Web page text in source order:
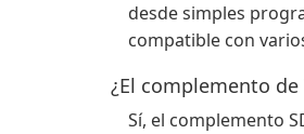
desde simples
compatible con
¿El complemento
Sí, el complemento